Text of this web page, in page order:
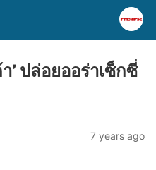
’ ปล่อยออร่าเซ็กซี่
7 years ago